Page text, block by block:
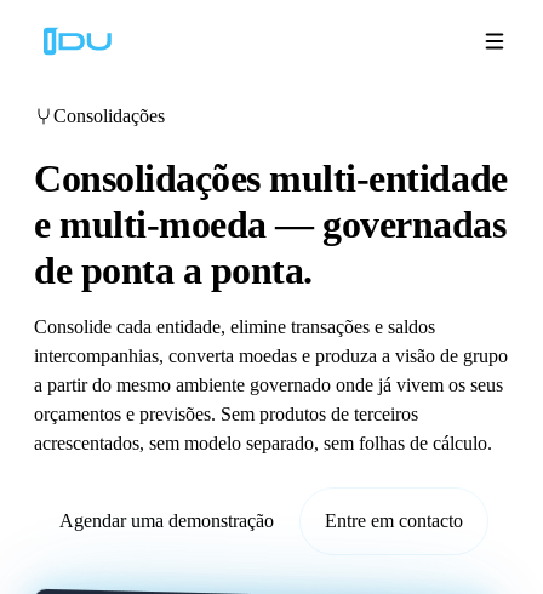
Soluções
Plataforma
Sucesso global
Recursos
Empresa
🇵🇹 Demonstrações
Consolidações
Consolidações multi-entidade
e multi-moeda —governadas
de ponta a ponta.
Consolide cada entidade, elimine transações e saldos
intercompanhias, converta moedas e produza a visão de grupo
a partir do mesmo ambiente governado onde já vivem os seus
orçamentos e previsões. Sem produtos de terceiros
acrescentados, sem modelo separado, sem folhas de cálculo.
Agendar uma demonstração Entre em contacto